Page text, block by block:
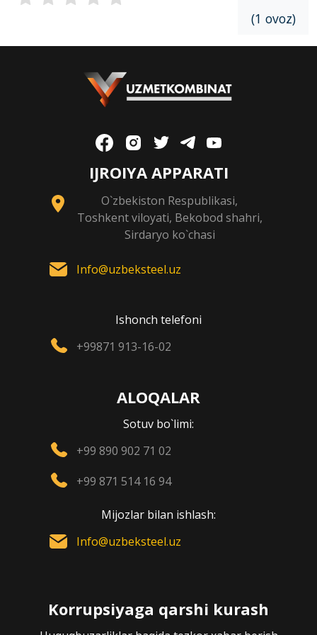
(1 ovoz)
IJROIYA APPARATI
O`zbekiston Respublikasi,
Toshkent viloyati, Bekobod shahri,
Sirdaryo ko`chasi
Info@uzbeksteel.uz
Ishonch telefoni
+99871 913-16-02
ALOQALAR
Sotuv bo`limi:
+99 890 902 71 02
+99 871 514 16 94
Mijozlar bilan ishlash:
Info@uzbeksteel.uz
Korrupsiyaga qarshi kurash